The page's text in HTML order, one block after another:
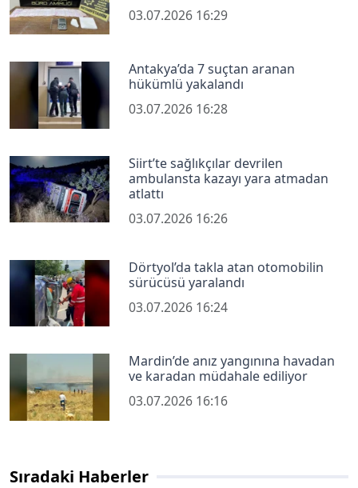
03.07.2026 16:29
Antakya’da 7 suçtan aranan
hükümlü yakalandı
03.07.2026 16:28
Siirt’te sağlıkçılar devrilen
ambulansta kazayı yara atmadan
atlattı
03.07.2026 16:26
Dörtyol’da takla atan otomobilin
sürücüsü yaralandı
03.07.2026 16:24
Mardin’de anız yangınına havadan
ve karadan müdahale ediliyor
03.07.2026 16:16
Sıradaki Haberler